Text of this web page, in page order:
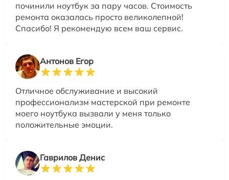
починили ноутбук за пару часов. Стоимость
ремонта оказалась просто великолепной!
Спасибо! Я рекомендую всем ваш сервис.
Антонов Егор
Отличное обслуживание и высокий
профессионализм мастерской при ремонте
моего ноутбука вызвали у меня только
положительные эмоции.
Гаврилов Денис